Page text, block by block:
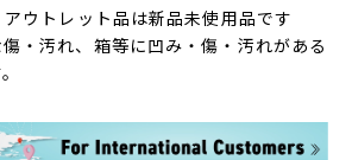
ウトレット品は新品未使用品です
・汚れ、箱等に凹み・傷・汚れがある